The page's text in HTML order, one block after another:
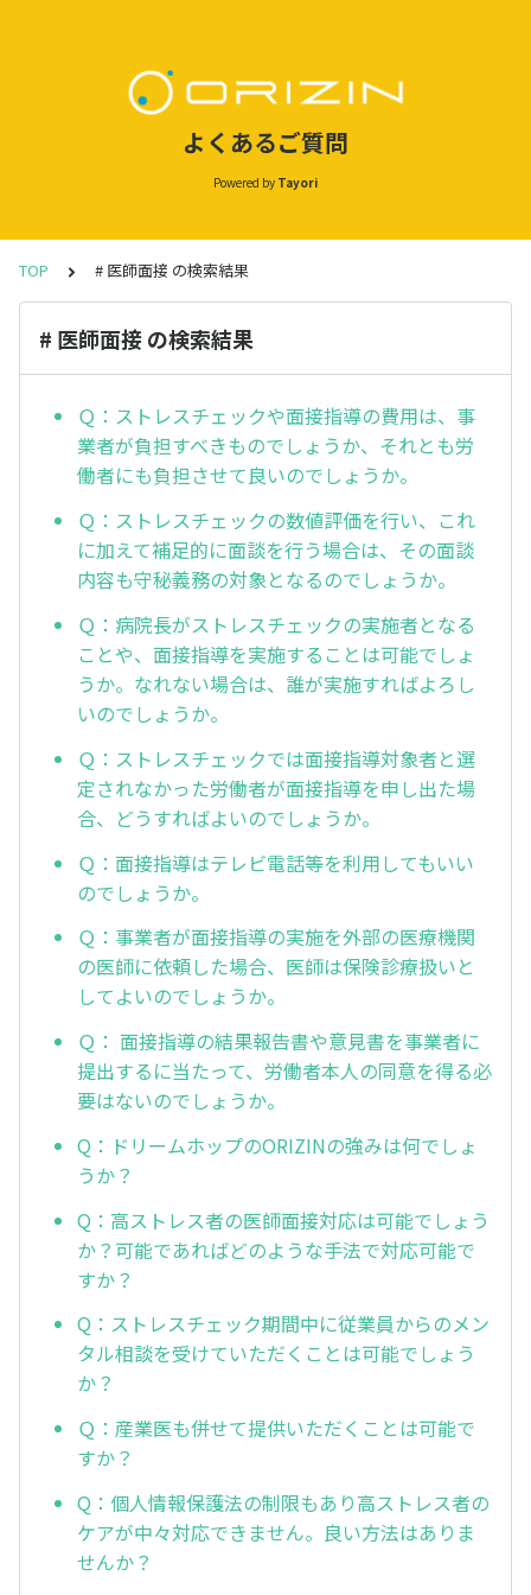
よくあるご質問
Powered by Tayori
TOP # 医師面接 の検索結果
# 医師面接 の検索結果
Ｑ：ストレスチェックや面接指導の費用は、事
業者が負担すべきものでしょうか、それとも労
働者にも負担させて良いのでしょうか。
Ｑ：ストレスチェックの数値評価を行い、これ
に加えて補足的に面談を行う場合は、その面談
内容も守秘義務の対象となるのでしょうか。
Ｑ：病院長がストレスチェックの実施者となる
ことや、面接指導を実施することは可能でしょ
うか。なれない場合は、誰が実施すればよろし
いのでしょうか。
Ｑ：ストレスチェックでは面接指導対象者と選
定されなかった労働者が面接指導を申し出た場
合、どうすればよいのでしょうか。
Ｑ：面接指導はテレビ電話等を利用してもいい
のでしょうか。
Ｑ：事業者が面接指導の実施を外部の医療機関
の医師に依頼した場合、医師は保険診療扱いと
してよいのでしょうか。
Ｑ： 面接指導の結果報告書や意見書を事業者に
提出するに当たって、労働者本人の同意を得る必
要はないのでしょうか。
Q：ドリームホップのORIZINの強みは何でしょ
うか？
Q：高ストレス者の医師面接対応は可能でしょう
か？可能であればどのような手法で対応可能で
すか？
Q：ストレスチェック期間中に従業員からのメン
タル相談を受けていただくことは可能でしょう
か？
Ｑ：産業医も併せて提供いただくことは可能で
すか？
Q：個人情報保護法の制限もあり高ストレス者の
ケアが中々対応できません。良い方法はありま
せんか？